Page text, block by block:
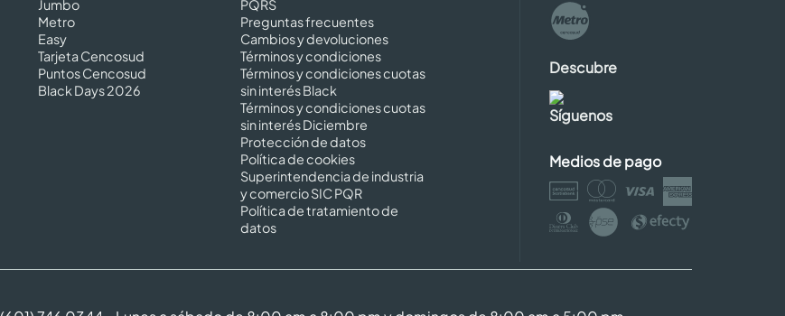
Jumbo
Metro
Easy
Tarjeta Cencosud
Puntos Cencosud
Black Days 2026
PQRS
Preguntas frecuentes
Cambios y devoluciones
Términos y condiciones
Términos y condiciones cuotas
sin interés Black
Términos y condiciones cuotas
sin interés Diciembre
Protección de datos
Política de cookies
Superintendencia de industria
y comercio SIC PQR
Política de tratamiento de
datos
Descubre
Síguenos
Medios de pago